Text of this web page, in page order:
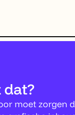
moet zorgen